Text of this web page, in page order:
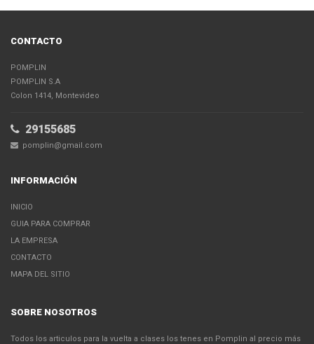
CONTACTO
POMPLIN
POMPLIN S.A
Colon 1414, Montevideo
29155685
pomplin@gmail.com
INFORMACIÓN
INICIO
GUIA PARA COMPRAR
LA EMPRESA
CONTACTO
MAPA DEL SITIO
SOBRE NOSOTROS
Todos los articulos para la vuelta a clases los tenes en Pomplin al precio más